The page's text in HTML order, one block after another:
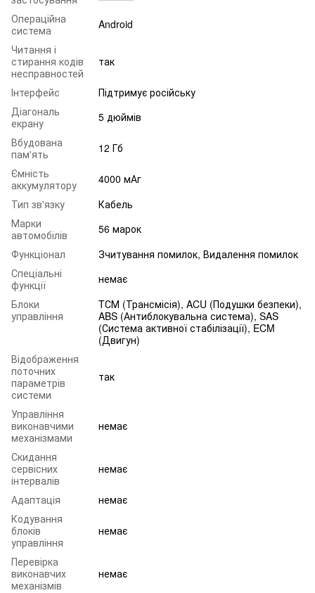
Операційна
система
Android
Читання і
стирання кодів
несправностей
так
Інтерфейс
Підтримує російську
Діагональ
екрану
5 дюймів
Вбудована
пам'ять
12 Гб
Ємність
аккумулятору
4000 мАг
Тип зв'язку
Кабель
Марки
автомобілів
56 марок
Функціонал
Зчитування помилок, Видалення помилок
Спеціальні
функції
немає
Блоки
управління
TСМ (Трансмісія), ACU (Подушки безпеки),
ABS (Антиблокувальна система), SAS
(Система активної стабілізації), ECM
(Двигун)
Відображення
поточних
параметрів
системи
так
Управління
виконавчими
механізмами
немає
Скидання
сервісних
інтервалів
немає
Адаптація
немає
Кодування
блоків
управління
немає
Перевірка
виконавчих
механізмів
немає